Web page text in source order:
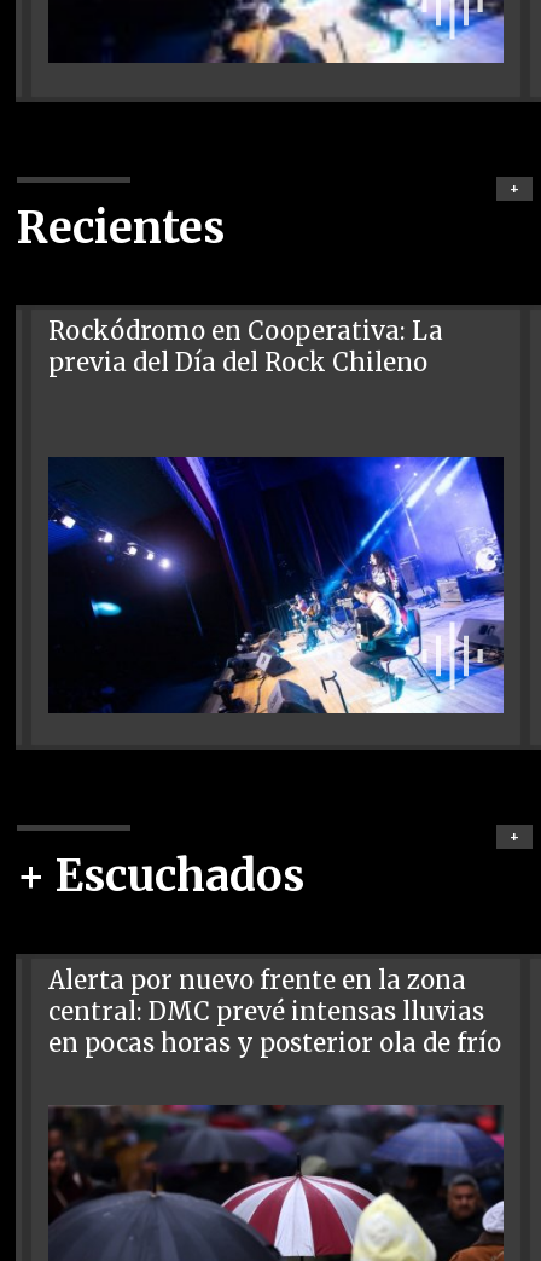
Recientes
+
Rockódromo en Cooperativa: La
previa del Día del Rock Chileno
+ Escuchados
+
Alerta por nuevo frente en la zona
central: DMC prevé intensas lluvias
en pocas horas y posterior ola de frío